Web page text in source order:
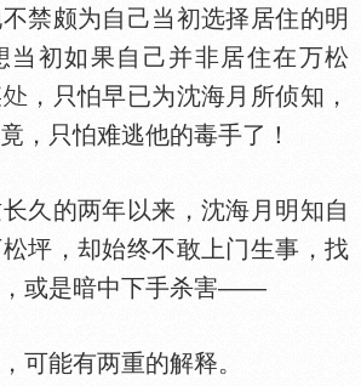
颇为自己当初选择居住的明
当初如果自己并非居住在万松
，只怕早已为沈海月所侦知，
，只怕难逃他的毒手了！
的两年以来，沈海月明知自
坪，却始终不敢上门生事，找
，或是暗中下手杀害——
能有两重的解释。